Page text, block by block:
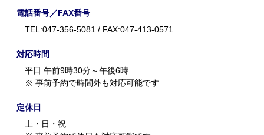
電話番号／FAX番号
TEL:047-356-5081 / FAX:047-413-0571
対応時間
平日 午前9時30分～午後6時
※ 事前予約で時間外も対応可能です
定休日
土・日・祝